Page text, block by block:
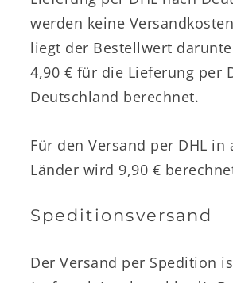
werden keine
liegt der Bestellwert
4,90 € für die Lieferung per
Deutschland berechnet.
Für den Versand per DHL in
Länder wird 9,90 €
Speditionsversand
Der Versand per Spedition